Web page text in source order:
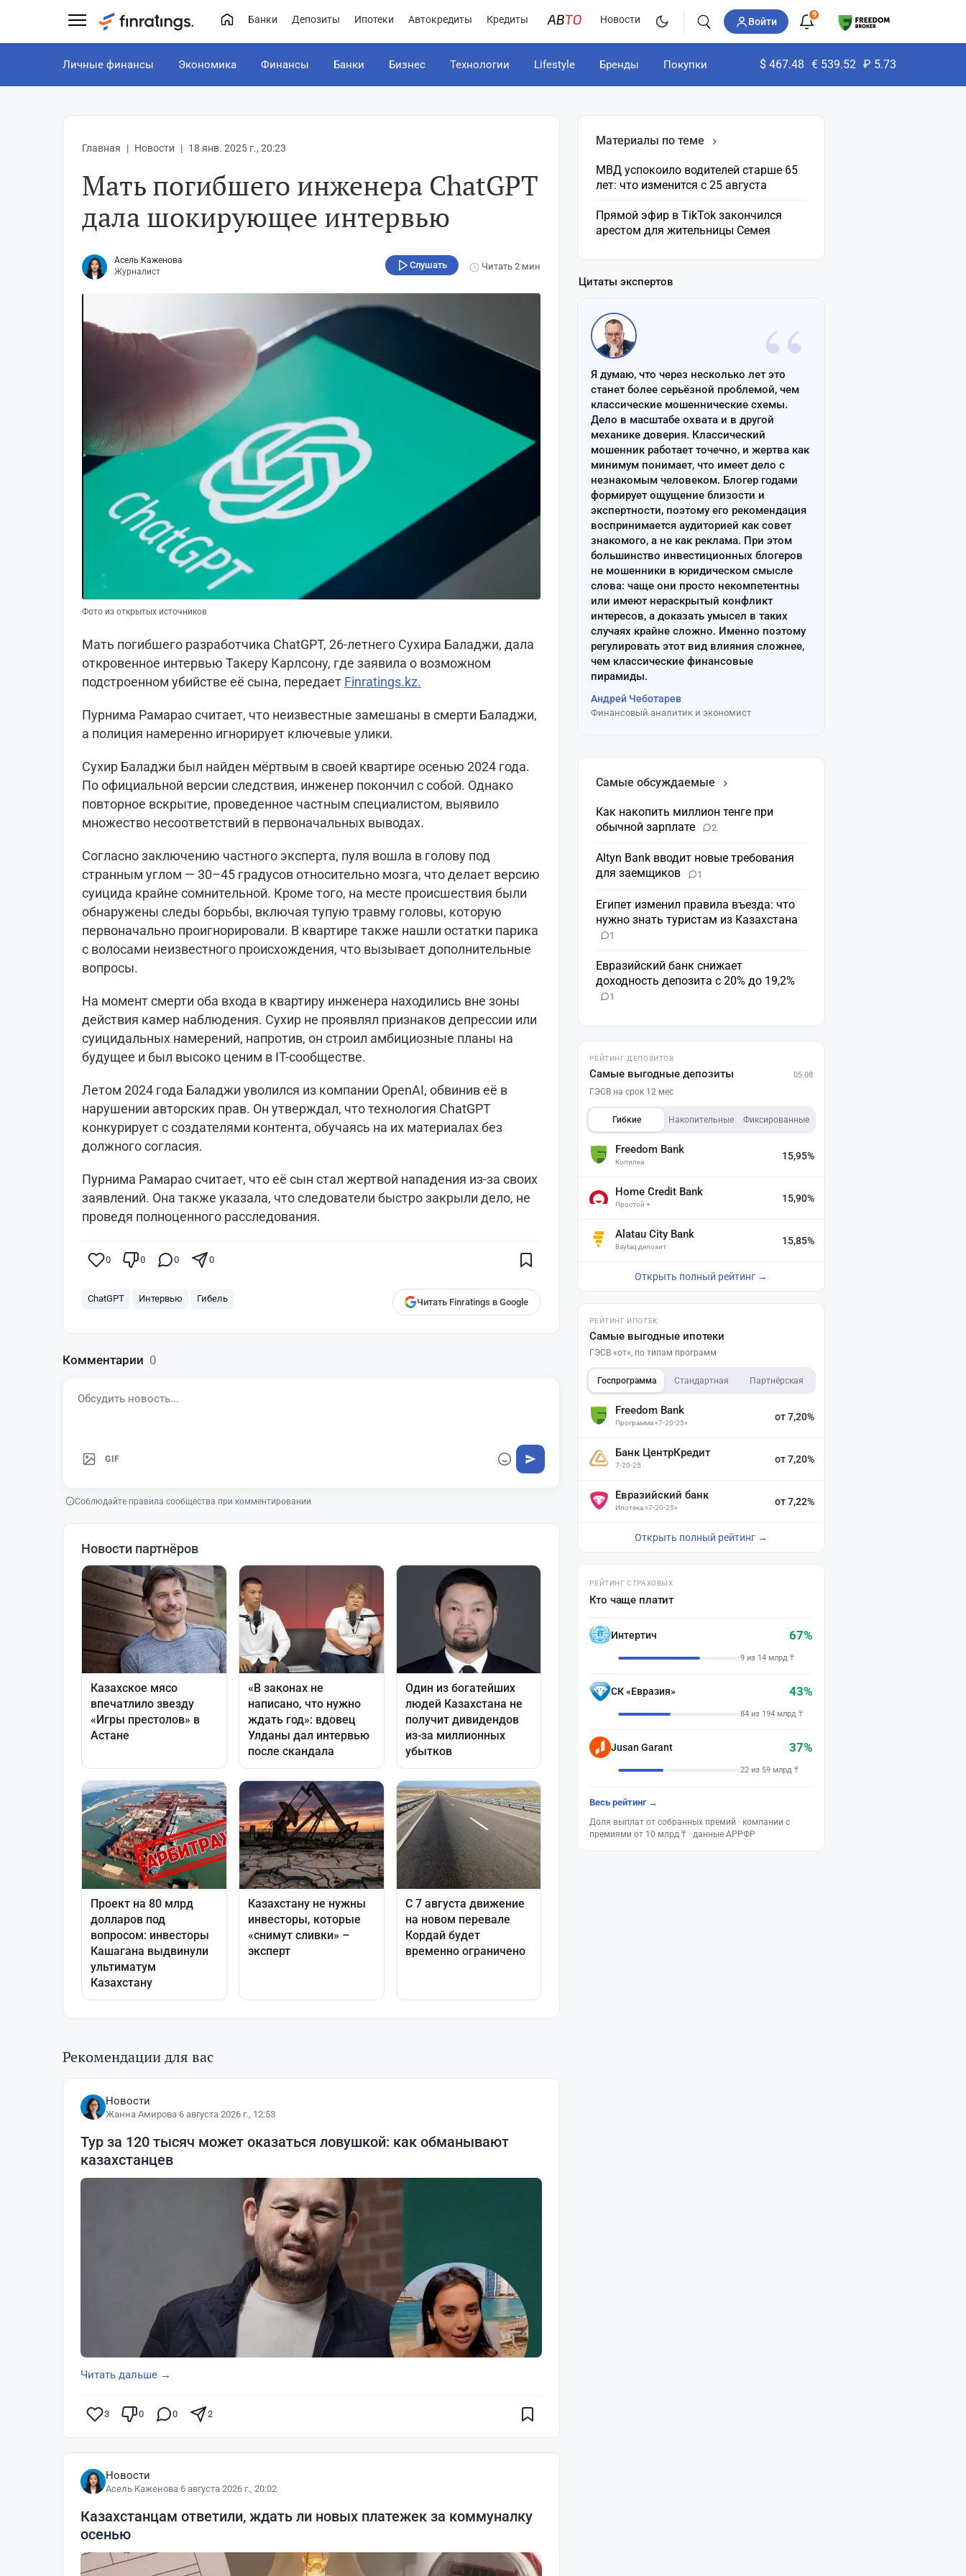
Банки Депозиты Ипотеки Автокредиты Кредиты Новости Войти
9
Личные финансы Экономика Финансы Банки Бизнес Технологии Lifestyle Бренды Покупки $ 467.48 € 539.52 ₽ 5.73
Главная Новости 18 янв. 2025 г., 20:23
Мать погибшего инженера ChatGPT
дала шокирующее интервью
Асель Каженова
Журналист
Слушать Читать2 мин
Фото из открытых источников
Мать погибшего разработчика ChatGPT, 26-летнего Сухира Баладжи, дала
откровенное интервью Такеру Карлсону, где заявила о возможном
подстроенном убийстве её сына, передает Finratings.kz.
Пурнима Рамарао считает, что неизвестные замешаны в смерти Баладжи,
а полиция намеренно игнорирует ключевые улики.
Сухир Баладжи был найден мёртвым в своей квартире осенью 2024 года.
По официальной версии следствия, инженер покончил с собой. Однако
повторное вскрытие, проведенное частным специалистом, выявило
множество несоответствий в первоначальных выводах.
Согласно заключению частного эксперта, пуля вошла в голову под
странным углом — 30–45 градусов относительно мозга, что делает версию
суицида крайне сомнительной. Кроме того, на месте происшествия были
обнаружены следы борьбы, включая тупую травму головы, которую
первоначально проигнорировали. В квартире также нашли остатки парика
с волосами неизвестного происхождения, что вызывает дополнительные
вопросы.
На момент смерти оба входа в квартиру инженера находились вне зоны
действия камер наблюдения. Сухир не проявлял признаков депрессии или
суицидальных намерений, напротив, он строил амбициозные планы на
будущее и был высоко ценим в IT-сообществе.
Летом 2024 года Баладжи уволился из компании OpenAI, обвинив её в
нарушении авторских прав. Он утверждал, что технология ChatGPT
конкурирует с создателями контента, обучаясь на их материалах без
должного согласия.
Пурнима Рамарао считает, что её сын стал жертвой нападения из-за своих
заявлений. Она также указала, что следователи быстро закрыли дело, не
проведя полноценного расследования.
0 0 0 0
ChatGPT Интервью Гибель Читать Finratings в Google
Комментарии 0
GIF
Соблюдайте правила сообщества при комментировании
Рекомендации для вас
Новости
Жанна Амирова·6 августа 2026 г., 12:53
Тур за 120 тысяч может оказаться ловушкой: как обманывают
казахстанцев
Читать дальше →
3 0 0 2
Новости
Асель Каженова·6 августа 2026 г., 20:02
Казахстанцам ответили, ждать ли новых платежек за коммуналку
осенью
Материалы по теме
МВД успокоило водителей старше 65
лет: что изменится с 25 августа
Прямой эфир в TikTok закончился
арестом для жительницы Семея
Цитаты экспертов
“
Я думаю, что через несколько лет это
станет более серьёзной проблемой, чем
классические мошеннические схемы.
Дело в масштабе охвата и в другой
механике доверия. Классический
мошенник работает точечно, и жертва как
минимум понимает, что имеет дело с
незнакомым человеком. Блогер годами
формирует ощущение близости и
экспертности, поэтому его рекомендация
воспринимается аудиторией как совет
знакомого, а не как реклама. При этом
большинство инвестиционных блогеров
не мошенники в юридическом смысле
слова: чаще они просто некомпетентны
или имеют нераскрытый конфликт
интересов, а доказать умысел в таких
случаях крайне сложно. Именно поэтому
регулировать этот вид влияния сложнее,
чем классические финансовые
пирамиды.
Андрей Чеботарев
Финансовый аналитик и экономист
Самые обсуждаемые
Как накопить миллион тенге при
обычной зарплате
2
Altyn Bank вводит новые требования
для заемщиков
1
Египет изменил правила въезда: что
нужно знать туристам из Казахстана
1
Евразийский банк снижает
доходность депозита с 20% до 19,2%
1
РЕЙТИНГ ДЕПОЗИТОВ
Самые выгодные депозиты 05.08
ГЭСВ на срок 12 мес
Гибкие Накопительные Фиксированные
Freedom Bank
Копилка
15,95%
Home Credit Bank
Простой +
15,90%
Alatau City Bank
Baytaq депозит
15,85%
Открыть полный рейтинг →
РЕЙТИНГ ИПОТЕК
Самые выгодные ипотеки
ГЭСВ «от», по типам программ
Госпрограмма Стандартная Партнёрская
Freedom Bank
Программа «7-20-25»
от 7,20%
Банк ЦентрКредит
7-20-25
от 7,20%
Евразийский банк
Ипотека «7-20-25»
от 7,22%
Открыть полный рейтинг →
РЕЙТИНГ СТРАХОВЫХ
Кто чаще платит
Интертич 67%
9 из 14 млрд ₸
СК «Евразия» 43%
84 из 194 млрд ₸
Jusan Garant 37%
22 из 59 млрд ₸
Весь рейтинг →
Доля выплат от собранных премий · компании с
премиями от 10 млрд ₸ · данные АРРФР